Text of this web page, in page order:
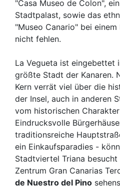
"Casa Museo de Colon",
Stadtpalast, sowie das
"Museo Canario" bei
nicht fehlen.
La Vegueta ist eingebettet
größte Stadt der Kanaren.
Kern verrät viel über die
der Insel, auch in anderen
vom historischen
Eindrucksvolle
traditionsreiche
ein Einkaufsparadies -
Stadtviertel Triana
Zentrum Gran Canarias
de Nuestro del Pino